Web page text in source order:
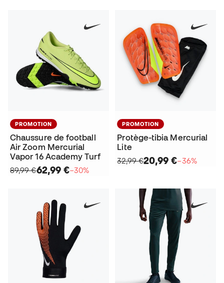
PROMOTION
Chaussure de football
Air Zoom Mercurial
Vapor 16 Academy Turf
89,99 €62,99 €−30%
PROMOTION
Protège-tibia Mercurial
Lite
32,99 €20,99 €−36%